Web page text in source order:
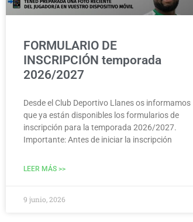
FORMULARIO DE
INSCRIPCIÓN temporada
2026/2027
Desde el Club Deportivo Llanes os informamos
que ya están disponibles los formularios de
inscripción para la temporada 2026/2027.
Importante: Antes de iniciar la inscripción
LEER MÁS >>
9 junio, 2026